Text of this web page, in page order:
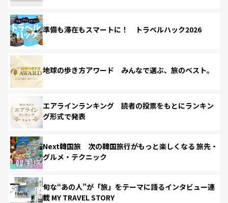
準備も滞在もスマートに！ トラベルハック2026
地球の歩き方アワード みんなで選ぶ、旅のベスト。
エアラインランキング 読者の投票をもとにランキン
グ形式で発表
Next韓国旅 次の韓国旅行がもっと楽しくなる 旅先・
グルメ・テクニック
旬な“あの人”が「旅」をテーマに語るインタビュー連
載 MY TRAVEL STORY